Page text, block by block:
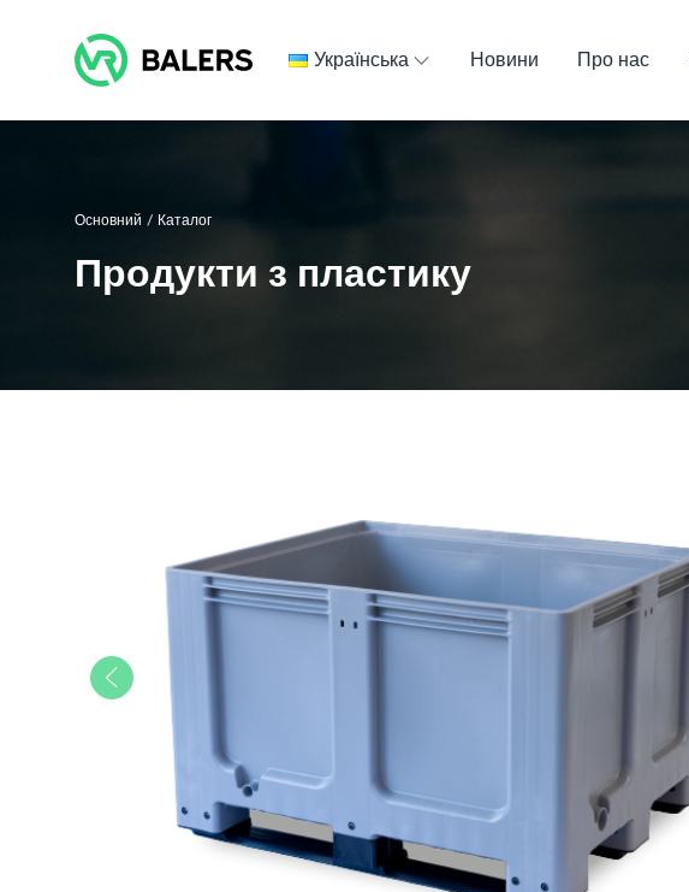
Українська Новини Про нас
Основний / Каталог
Продукти з пластику